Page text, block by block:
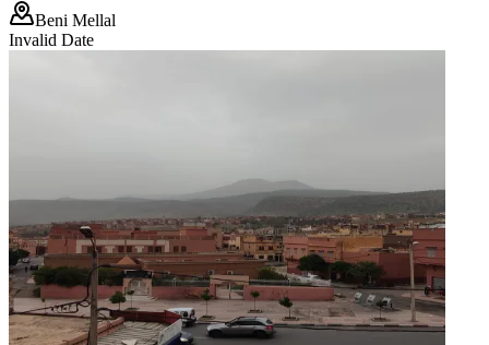
Beni Mellal
Invalid Date